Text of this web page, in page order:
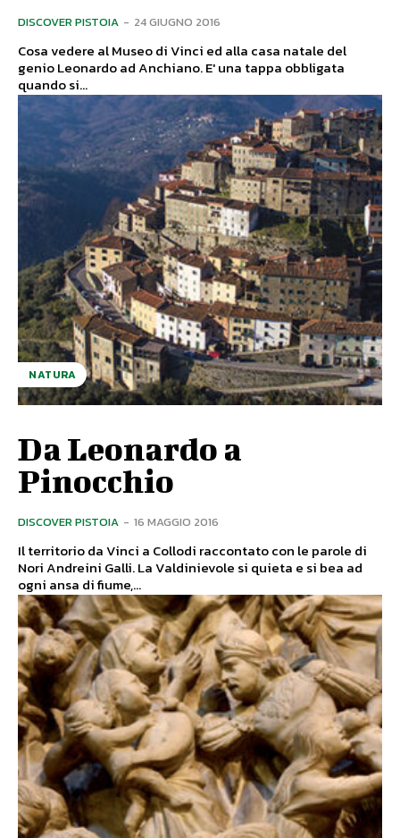
DISCOVER PISTOIA - 24 GIUGNO 2016
Cosa vedere al Museo di Vinci ed alla casa natale del
genio Leonardo ad Anchiano. E' una tappa obbligata
quando si...
NATURA
Da Leonardo a
Pinocchio
DISCOVER PISTOIA - 16 MAGGIO 2016
Il territorio da Vinci a Collodi raccontato con le parole di
Nori Andreini Galli. La Valdinievole si quieta e si bea ad
ogni ansa di fiume,...